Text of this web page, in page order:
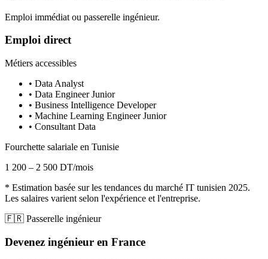
Emploi immédiat ou passerelle ingénieur.
Emploi direct
Métiers accessibles
• Data Analyst
• Data Engineer Junior
• Business Intelligence Developer
• Machine Learning Engineer Junior
• Consultant Data
Fourchette salariale en Tunisie
1 200 – 2 500 DT/mois
* Estimation basée sur les tendances du marché IT tunisien 2025.
Les salaires varient selon l'expérience et l'entreprise.
🇫🇷 Passerelle ingénieur
Devenez ingénieur en France